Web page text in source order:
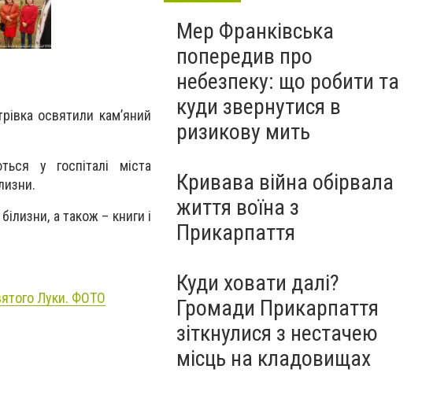
освятили кам’яний
у госпіталі міста
а також – книги і
Луки. ФОТО
Мер Франківська
попередив про
небезпеку: що робити та
куди звернутися в
ризикову мить
Кривава війна обірвала
життя воїна з
Прикарпаття
Куди ховати далі?
Громади Прикарпаття
зіткнулися з нестачею
місць на кладовищах